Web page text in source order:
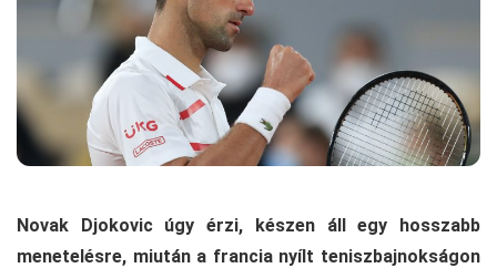
Novak Djokovic úgy érzi, készen áll egy hosszabb
menetelésre, miután a francia nyílt teniszbajnokságon